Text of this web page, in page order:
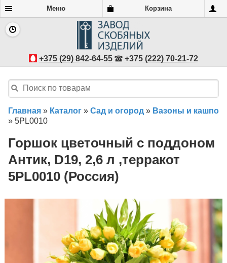
Меню Корзина
+375 (29) 842-64-55 +375 (222) 70-21-72
Главная » Каталог » Сад и огород » Вазоны и кашпо
» 5PL0010
Горшок цветочный с поддоном
Антик, D19, 2,6 л ,терракот
5PL0010 (Россия)